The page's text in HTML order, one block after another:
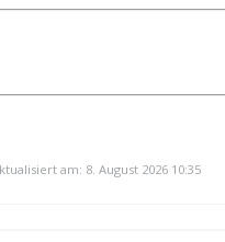
am: 8. August 2026 10:35